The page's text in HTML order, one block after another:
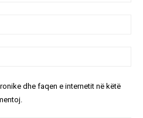
dhe faqen e internetit në këtë